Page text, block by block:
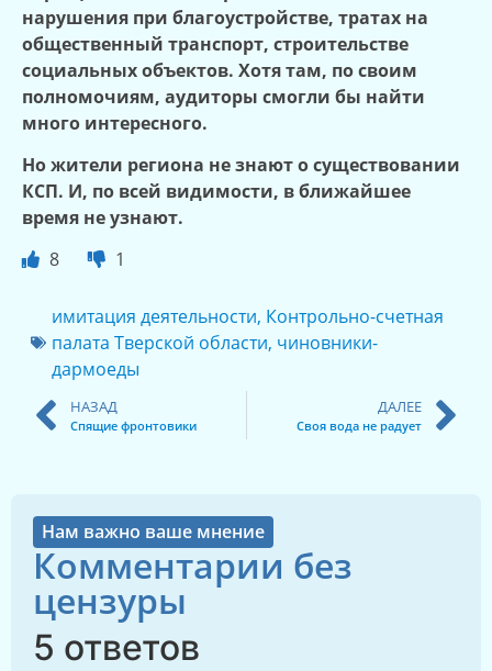
нарушения при благоустройстве, тратах на
общественный транспорт, строительстве
социальных объектов. Хотя там, по своим
полномочиям, аудиторы смогли бы найти
много интересного.
Но жители региона не знают о существовании
КСП. И, по всей видимости, в ближайшее
время не узнают.
8
1
имитация деятельности, Контрольно-счетная
палата Тверской области, чиновники-
дармоеды
НАЗАД
Спящие фронтовики
ДАЛЕЕ
Своя вода не радует
Нам важно ваше мнение
Комментарии без
цензуры
5 ответов